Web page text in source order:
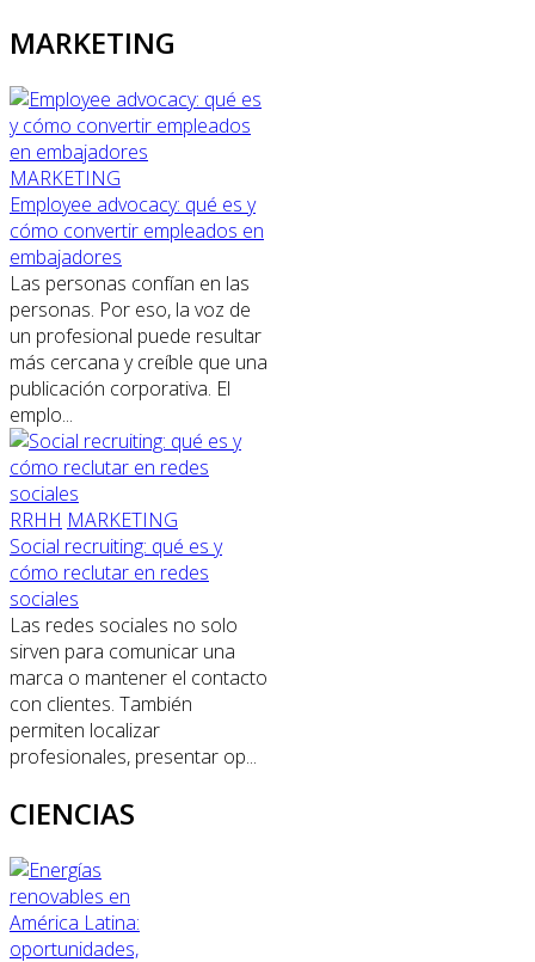
MARKETING
MARKETING
Employee advocacy: qué es y
cómo convertir empleados en
embajadores
Las personas confían en las
personas. Por eso, la voz de
un profesional puede resultar
más cercana y creíble que una
publicación corporativa. El
emplo...
RRHH MARKETING
Social recruiting: qué es y
cómo reclutar en redes
sociales
Las redes sociales no solo
sirven para comunicar una
marca o mantener el contacto
con clientes. También
permiten localizar
profesionales, presentar op...
CIENCIAS